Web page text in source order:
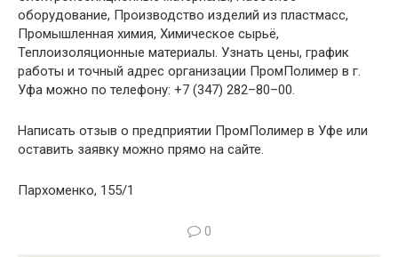
оборудование, Производство изделий из пластмасс,
Промышленная химия, Химическое сырьё,
Теплоизоляционные материалы. Узнать цены, график
работы и точный адрес организации ПромПолимер в г.
Уфа можно по телефону: +7 (347) 282–80–00.
Написать отзыв о предприятии ПромПолимер в Уфе или
оставить заявку можно прямо на сайте.
Пархоменко, 155/1
0